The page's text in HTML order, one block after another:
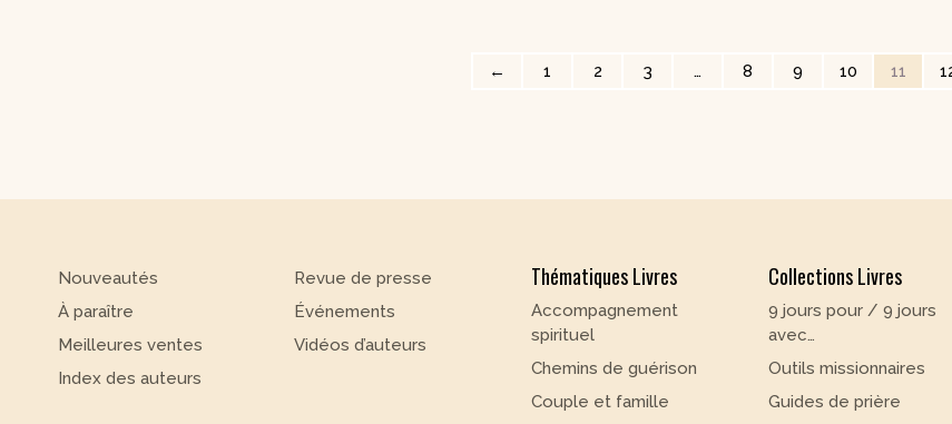
← 1 2 3 … 8 9 10 11
Nouveautés
À paraître
Meilleures ventes
Index des auteurs
Revue de presse
Événements
Vidéos d’auteurs
Thématiques Livres
Accompagnement
spirituel
Chemins de guérison
Couple et famille
Collections Livres
9 jours pour / 9 jours
avec…
Outils missionnaires
Guides de prière